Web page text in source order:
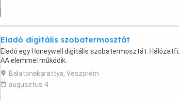
Eladó digitális szobatermosztát
Eladó egy Honeywell digitális szobatermosztát.
AA elemmel működik.
Balatonakarattya, Veszprém
augusztus 4